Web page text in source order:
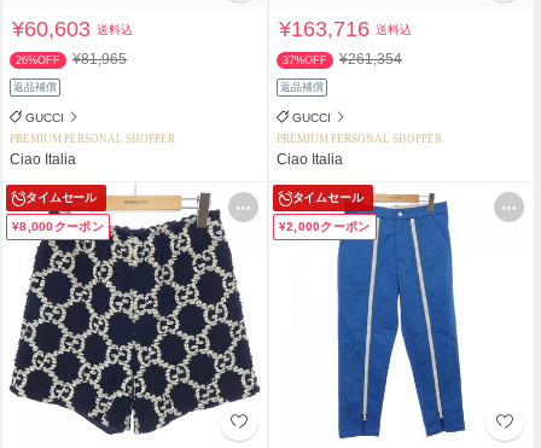
¥60,603送料込
26%OFF ¥81,965
返品補償
GUCCI
PREMIUM PERSONAL SHOPPER
Ciao Italia
¥163,716送料込
37%OFF ¥261,354
返品補償
GUCCI
PREMIUM PERSONAL SHOPPER
Ciao Italia
タイムセール
¥8,000クーポン
タイムセール
¥2,000クーポン